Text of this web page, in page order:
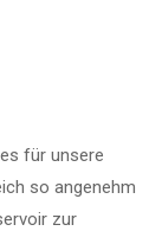
für unsere
so angenehm
zur